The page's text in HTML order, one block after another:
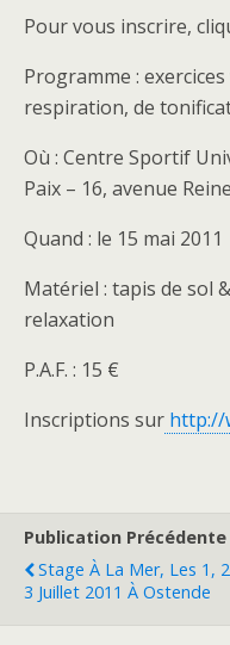
Pour vous inscrire,
Programme :
respiration, de
Où : Centre Sportif
Paix – 16, avenue
Quand : le 15 mai 2011
Matériel : tapis de sol
relaxation
P.A.F. : 15 €
Inscriptions sur http://
Publication Précédente
Stage À La Mer, Les 1,
3 Juillet 2011 À Ostende